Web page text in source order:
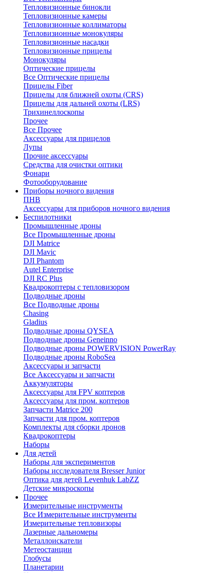
Тепловизионные бинокли
Тепловизионные камеры
Тепловизионные коллиматоры
Тепловизионные монокуляры
Тепловизионные насадки
Тепловизионные прицелы
Монокуляры
Оптические прицелы
Все Оптические прицелы
Прицелы Fiber
Прицелы для ближней охоты (CRS)
Прицелы для дальней охоты (LRS)
Трихинеллоскопы
Прочее
Все Прочее
Аксессуары для прицелов
Лупы
Прочие аксессуары
Средства для очистки оптики
Фонари
Фотооборудование
Приборы ночного видения
ПНВ
Аксессуары для приборов ночного видения
Беспилотники
Промышленные дроны
Все Промышленные дроны
DJI Matrice
DJI Mavic
DJI Phantom
Autel Enterprise
DJI RC Plus
Квадрокоптеры с тепловизором
Подводные дроны
Все Подводные дроны
Chasing
Gladius
Подводные дроны QYSEA
Подводные дроны Geneinno
Подводные дроны POWERVISION PowerRay
Подводные дроны RoboSea
Аксессуары и запчасти
Все Аксессуары и запчасти
Аккумуляторы
Аксессуары для FPV коптеров
Аксессуары для пром. коптеров
Запчасти Matrice 200
Запчасти для пром. коптеров
Комплекты для сборки дронов
Квадрокоптеры
Наборы
Для детей
Наборы для экспериментов
Наборы исследователя Bresser Junior
Оптика для детей Levenhuk LabZZ
Детские микроскопы
Прочее
Измерительные инструменты
Все Измерительные инструменты
Измерительные тепловизоры
Лазерные дальномеры
Металлоискатели
Метеостанции
Глобусы
Планетарии